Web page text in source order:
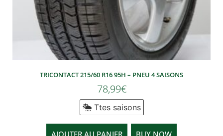
TRICONTACT 215/60 R16 95H – PNEU 4 SAISONS
78,99€
Ttes saisons